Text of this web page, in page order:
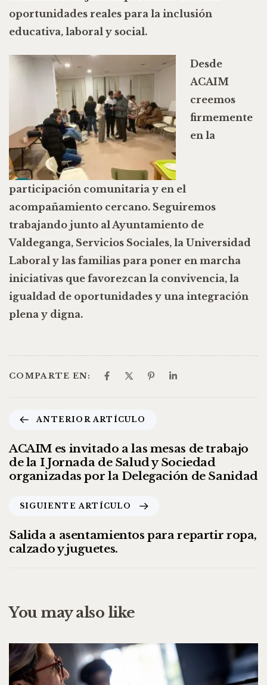
oportunidades reales para la inclusión
educativa, laboral y social.
Desde
ACAIM
creemos
firmemente
en la
participación comunitaria y en el
acompañamiento cercano. Seguiremos
trabajando junto al Ayuntamiento de
Valdeganga, Servicios Sociales, la Universidad
Laboral y las familias para poner en marcha
iniciativas que favorezcan la convivencia, la
igualdad de oportunidades y una integración
plena y digna.
COMPARTE EN:
ANTERIOR ARTÍCULO
ACAIM es invitado a las mesas de trabajo
de la I Jornada de Salud y Sociedad
organizadas por la Delegación de Sanidad
SIGUIENTE ARTÍCULO
Salida a asentamientos para repartir ropa,
calzado y juguetes.
You may also like